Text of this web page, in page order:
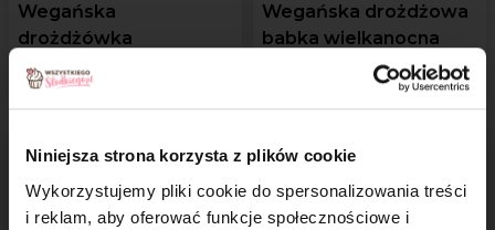
Niniejsza strona korzysta z plików cookie
Wykorzystujemy pliki cookie do spersonalizowania treści
i reklam, aby oferować funkcje społecznościowe i
Wegańska
drożdżówka
z rabarbarem
Wegańska drożdżowa
babka wielkanocna